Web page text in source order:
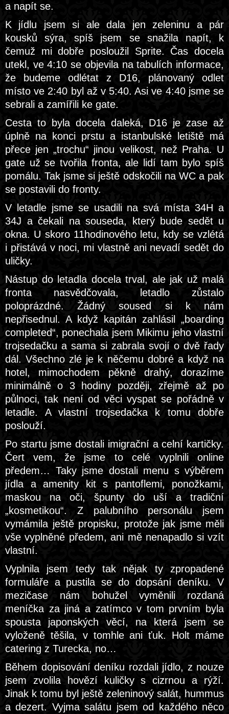
a napít se.
K jídlu jsem si ale dala jen zeleninu a pár
kousků sýra, spíš jsem se snažila napít, k
čemuž mi dobře posloužil Sprite. Čas docela
utekl, ve 4:10 se objevila na tabulích informace,
že budeme odlétat z D16, plánovaný odlet
místo ve 2:40 byl až v 5:40. Asi ve 4:40 jsme se
sebrali a zamířili ke gate.
Cesta to byla docela daleká, D16 je zase až
úplně na konci prstu a istanbulské letiště má
přece jen „trochu“ jinou velikost, než Praha. U
gate už se tvořila fronta, ale lidí tam bylo spíš
pomálu. Tak jsme si ještě odskočili na WC a pak
se postavili do fronty.
V letadle jsme se usadili na svá místa 34H a
34J a čekali na souseda, který bude sedět u
okna. U skoro 11hodinového letu, kdy se vzlétá
i přistává v noci, mi vlastně ani nevadí sedět do
uličky.
Nástup do letadla docela trval, ale jak už malá
fronta nasvědčovala, letadlo zůstalo
poloprázdné. Žádný soused si k nám
nepřisednul. A když kapitán zahlásil „boarding
completed“, ponechala jsem Mikimu jeho vlastní
trojsedačku a sama si zabrala svojí o dvě řady
dál. Všechno zlé je k něčemu dobré a když na
hotel, mimochodem pěkně drahý, dorazíme
minimálně o 3 hodiny později, zřejmě až po
půlnoci, tak není od věci vyspat se pořádně v
letadle. A vlastní trojsedačka k tomu dobře
poslouží.
Po startu jsme dostali imigrační a celní kartičky.
Čert vem, že jsme to celé vyplnili online
předem… Taky jsme dostali menu s výběrem
jídla a amenity kit s pantoflemi, ponožkami,
maskou na oči, špunty do uší a tradiční
„kosmetikou“. Z palubního personálu jsem
vymámila ještě propisku, protože jak jsme měli
vše vyplněné předem, ani mě nenapadlo si vzít
vlastní.
Vyplnila jsem tedy tak nějak ty zpropadené
formuláře a pustila se do dopsání deníku. V
mezičase nám bohužel vyměnili rozdaná
meníčka za jiná a zatímco v tom prvním byla
spousta japonských věcí, na která jsem se
vyloženě těšila, v tomhle ani ťuk. Holt máme
catering z Turecka, no…
Během dopisování deníku rozdali jídlo, z nouze
jsem zvolila hovězí kuličky s cizrnou a rýží.
Jinak k tomu byl ještě zeleninový salát, hummus
a dezert. Vyjma salátu jsem od každého něco